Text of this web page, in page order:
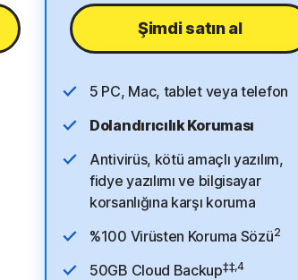
Şimdi satın al
5 PC, Mac, tablet veya telefon
Dolandırıcılık Koruması
Antivirüs, kötü amaçlı yazılım,
fidye yazılımı ve bilgisayar
korsanlığına karşı koruma
%100 Virüsten Koruma Sözü2
50GB Cloud Backup‡‡,4